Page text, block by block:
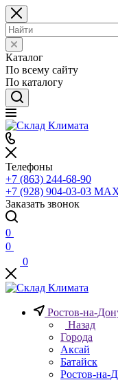
Каталог
По всему сайту
По каталогу
Телефоны
+7 (863) 244-68-90
+7 (928) 904-03-03
Заказать звонок
0
0
0
Ростов-на-
Назад
Города
Аксай
Батайск
Ростов-на-